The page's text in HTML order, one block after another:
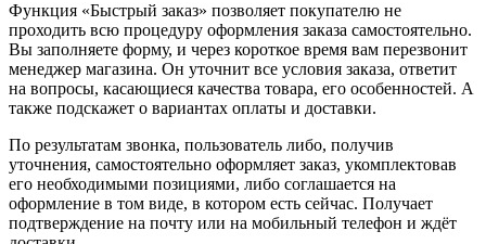
Функция «Быстрый заказ» позволяет покупателю не
проходить всю процедуру оформления заказа самостоятельно.
Вы заполняете форму, и через короткое время вам перезвонит
менеджер магазина. Он уточнит все условия заказа, ответит
на вопросы, касающиеся качества товара, его особенностей. А
также подскажет о вариантах оплаты и доставки.
По результатам звонка, пользователь либо, получив
уточнения, самостоятельно оформляет заказ, укомплектовав
его необходимыми позициями, либо соглашается на
оформление в том виде, в котором есть сейчас. Получает
подтверждение на почту или на мобильный телефон и ждёт